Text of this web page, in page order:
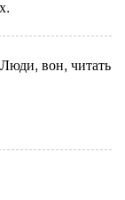
вон, читать